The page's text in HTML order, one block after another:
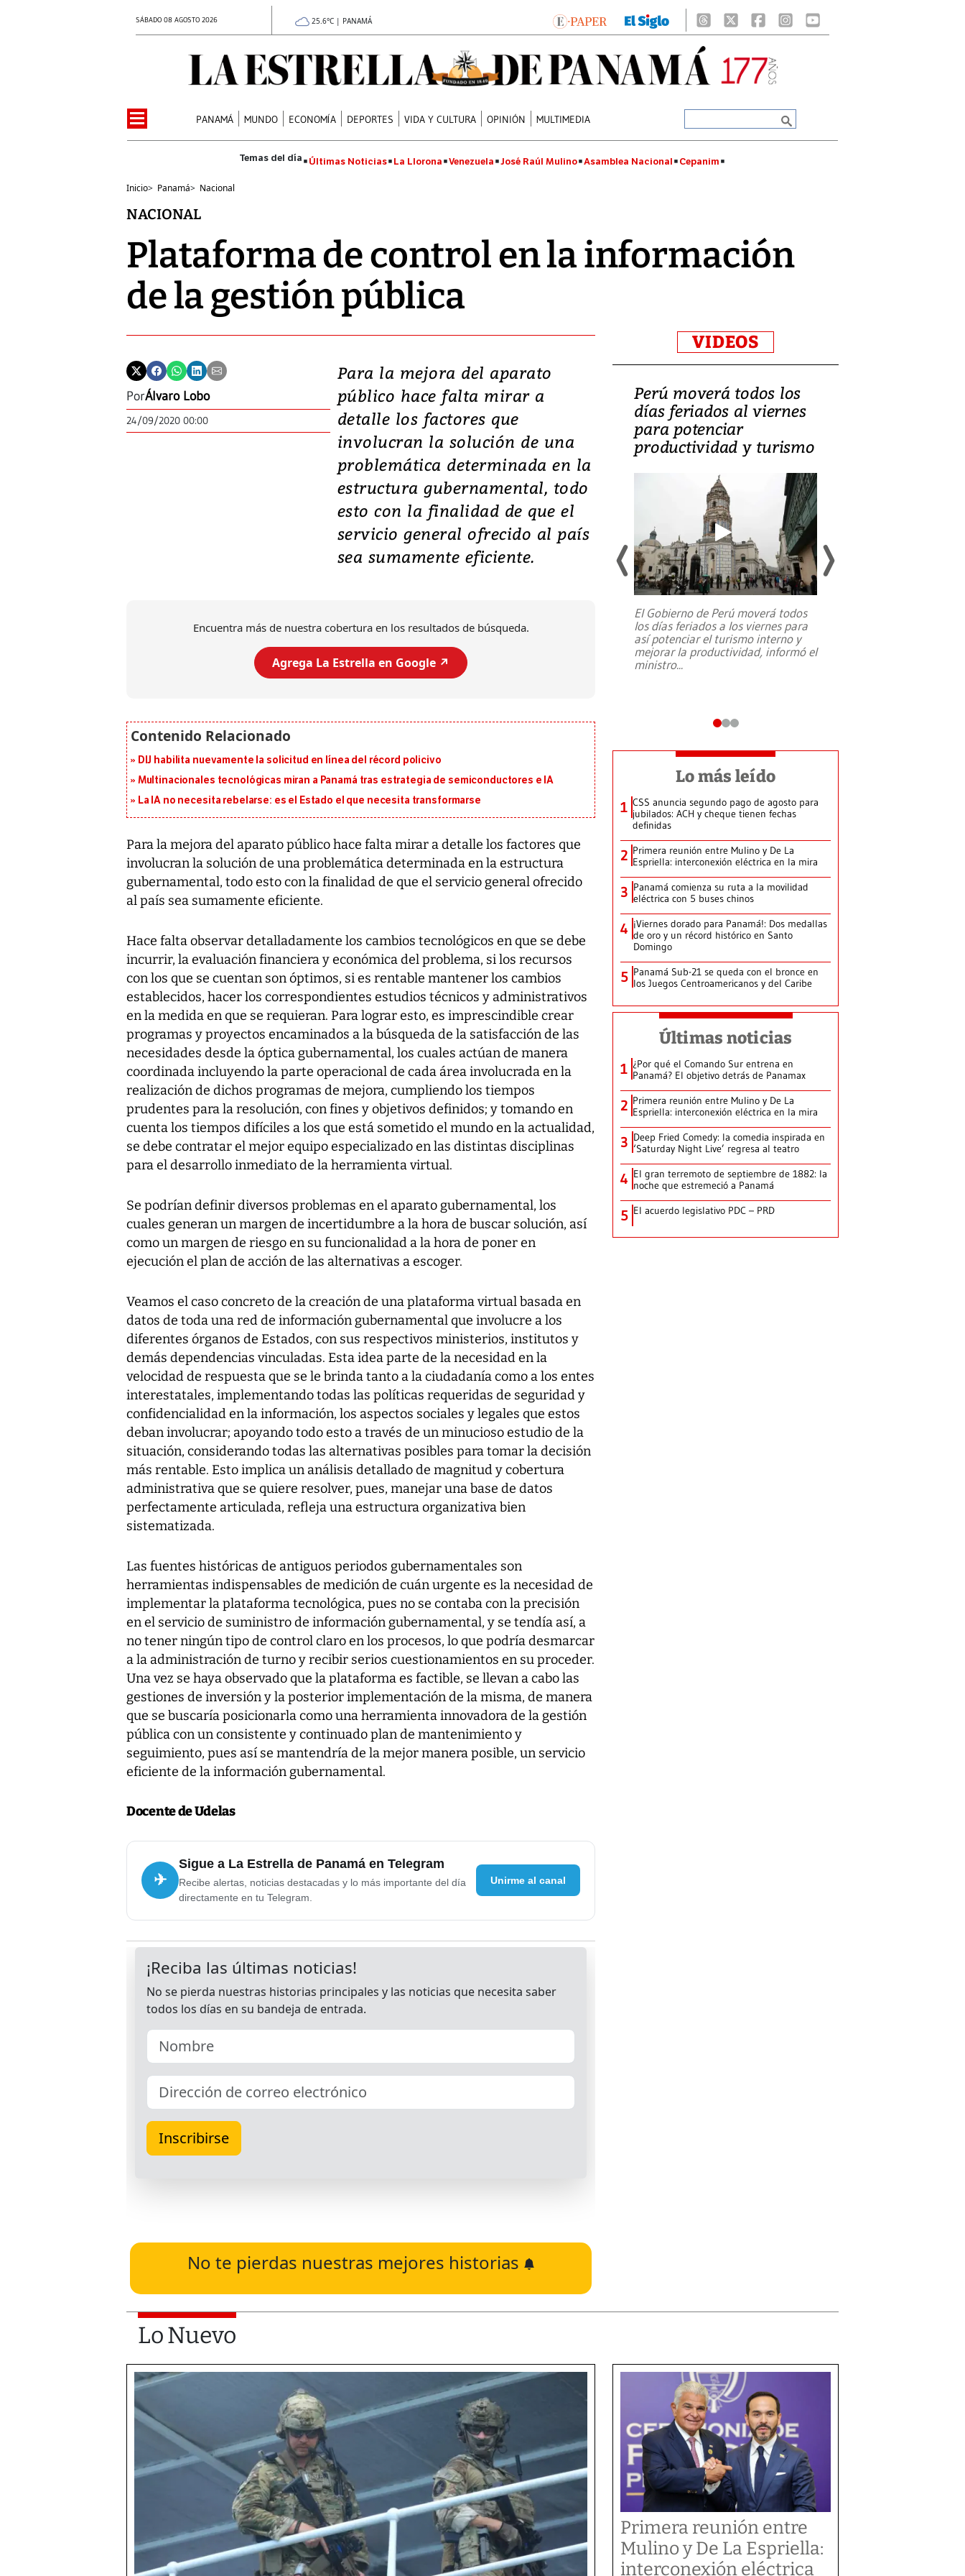
SÁBADO 08 AGOSTO 2026 25.6°C | PANAMÁ
PANAMÁ MUNDO ECONOMÍA DEPORTES VIDA Y CULTURA OPINIÓN MULTIMEDIA
Últimas Noticias La Llorona Venezuela José Raúl Mulino Asamblea Nacional Cepanim
Inicio> Panamá> Nacional
NACIONAL
Plataforma de control en la información
de la gestión pública
PorÁlvaro Lobo
24/09/2020 00:00
Para la mejora del aparato
público hace falta mirar a
detalle los factores que
involucran la solución de una
problemática determinada en la
estructura gubernamental, todo
esto con la finalidad de que el
servicio general ofrecido al país
sea sumamente eficiente.
Encuentra más de nuestra cobertura en los resultados de búsqueda.
Agrega La Estrella en Google ↗️
DIJ habilita nuevamente la solicitud en línea del récord policivo
Multinacionales tecnológicas miran a Panamá tras estrategia de semiconductores e IA
La IA no necesita rebelarse: es el Estado el que necesita transformarse
Para la mejora del aparato público hace falta mirar a detalle los factores que
involucran la solución de una problemática determinada en la estructura
gubernamental, todo esto con la finalidad de que el servicio general ofrecido
al país sea sumamente eficiente.
Hace falta observar detalladamente los cambios tecnológicos en que se debe
incurrir, la evaluación financiera y económica del problema, si los recursos
con los que se cuentan son óptimos, si es rentable mantener los cambios
establecidos, hacer los correspondientes estudios técnicos y administrativos
en la medida en que se requieran. Para lograr esto, es imprescindible crear
programas y proyectos encaminados a la búsqueda de la satisfacción de las
necesidades desde la óptica gubernamental, los cuales actúan de manera
coordinada incluyendo la parte operacional de cada área involucrada en la
realización de dichos programas de mejora, cumpliendo los tiempos
prudentes para la resolución, con fines y objetivos definidos; y tomando en
cuenta los tiempos difíciles a los que está sometido el mundo en la actualidad,
se debe contratar el mejor equipo especializado en las distintas disciplinas
para el desarrollo inmediato de la herramienta virtual.
Se podrían definir diversos problemas en el aparato gubernamental, los
cuales generan un margen de incertidumbre a la hora de buscar solución, así
como un margen de riesgo en su funcionalidad a la hora de poner en
ejecución el plan de acción de las alternativas a escoger.
Veamos el caso concreto de la creación de una plataforma virtual basada en
datos de toda una red de información gubernamental que involucre a los
diferentes órganos de Estados, con sus respectivos ministerios, institutos y
demás dependencias vinculadas. Esta idea parte de la necesidad en la
velocidad de respuesta que se le brinda tanto a la ciudadanía como a los entes
interestatales, implementando todas las políticas requeridas de seguridad y
confidencialidad en la información, los aspectos sociales y legales que estos
deban involucrar; apoyando todo esto a través de un minucioso estudio de la
situación, considerando todas las alternativas posibles para tomar la decisión
más rentable. Esto implica un análisis detallado de magnitud y cobertura
administrativa que se quiere resolver, pues, manejar una base de datos
perfectamente articulada, refleja una estructura organizativa bien
sistematizada.
Las fuentes históricas de antiguos periodos gubernamentales son
herramientas indispensables de medición de cuán urgente es la necesidad de
implementar la plataforma tecnológica, pues no se contaba con la precisión
en el servicio de suministro de información gubernamental, y se tendía así, a
no tener ningún tipo de control claro en los procesos, lo que podría desmarcar
a la administración de turno y recibir serios cuestionamientos en su proceder.
Una vez se haya observado que la plataforma es factible, se llevan a cabo las
gestiones de inversión y la posterior implementación de la misma, de manera
que se buscaría posicionarla como una herramienta innovadora de la gestión
pública con un consistente y continuado plan de mantenimiento y
seguimiento, pues así se mantendría de la mejor manera posible, un servicio
eficiente de la información gubernamental.
Docente de Udelas
✈
Sigue a La Estrella de Panamá en Telegram
Recibe alertas, noticias destacadas y lo más importante del día
directamente en tu Telegram.
Unirme al canal
No te pierdas nuestras mejores historias
VIDEOS
Video: Lula lanza su
candidatura con
promesas de inversión
en defensa, educación y
tierras raras
Entre recuerdos y escuetas
referencias hacia sus adversarios, el
presidente de Brasil, Luiz Inácio Lula
da Silva, oficializó este domingo su
candidatura
Perú moverá todos los
días feriados al viernes
para potenciar
productividad y turismo
El Gobierno de Perú moverá todos
los días feriados a los viernes para
así potenciar el turismo interno y
mejorar la productividad, informó el
ministro...
Lo más leído
1 CSS anuncia segundo pago de agosto para
jubilados: ACH y cheque tienen fechas
definidas
2 Primera reunión entre Mulino y De La
Espriella: interconexión eléctrica en la mira
3 Panamá comienza su ruta a la movilidad
eléctrica con 5 buses chinos
4 ¡Viernes dorado para Panamá!: Dos medallas
de oro y un récord histórico en Santo
Domingo
5 Panamá Sub-21 se queda con el bronce en
los Juegos Centroamericanos y del Caribe
Últimas noticias
1 ¿Por qué el Comando Sur entrena en
Panamá? El objetivo detrás de Panamax
2 Primera reunión entre Mulino y De La
Espriella: interconexión eléctrica en la mira
3 Deep Fried Comedy: la comedia inspirada en
‘Saturday Night Live’ regresa al teatro
4 El gran terremoto de septiembre de 1882: la
noche que estremeció a Panamá
5 El acuerdo legislativo PDC – PRD
Lo Nuevo
Primera reunión entre
Mulino y De La Espriella:
interconexión eléctrica